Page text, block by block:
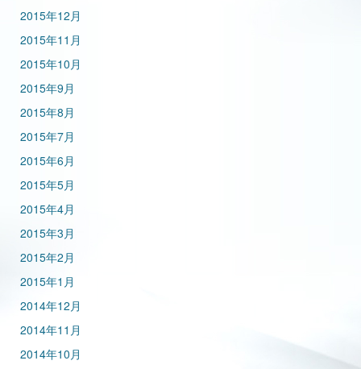
2015年12月
2015年11月
2015年10月
2015年9月
2015年8月
2015年7月
2015年6月
2015年5月
2015年4月
2015年3月
2015年2月
2015年1月
2014年12月
2014年11月
2014年10月